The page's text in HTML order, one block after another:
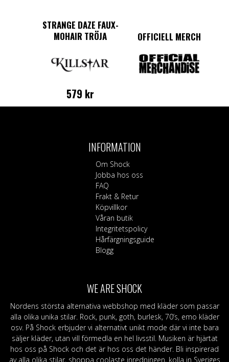
STRANGE DAZE FAUX-
MOHAIR TRÖJA
579 kr
Den
flera
varianter.
olika
alternativen
väljas
produktsidan
OFFICIELL MERCH
INFORMATION
Om Shock
Jobba hos oss
FAQ
Frakt & Retur
Köpvillkor
Våran butik
Integritetspolicy
Hårfärgningsguide
Blogg
WE ARE SHOCK
Nordens största alternativa webbshop med kläder som passar
alla olika unika stilar. Rock, punk, goth, burlesk, 70’s, emo kläder
osv. På Shock erbjuder vi alternativt unikt mode där vi inte bara
säljer kläder, utan vill förmedla en hel livsstil. Musiken är hjärtat
hos oss på Shock och det är hos oss det händer. Bli inspirerad
av alla olika stilar, shoppa coolaste inredningen, kolla in Sveriges